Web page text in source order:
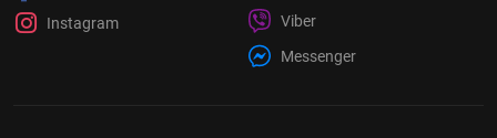
Instagram
Viber
Messenger